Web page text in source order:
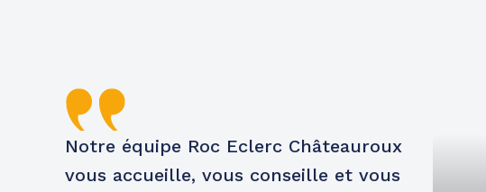
Notre équipe Roc Eclerc Châteauroux
vous accueille, vous conseille et vous